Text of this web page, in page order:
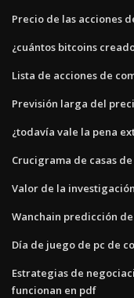
Precio de las acciones
¿cuántos bitcoins
Lista de acciones de
Previsión larga del
¿todavía vale la pena
Crucigrama de casas
Valor de la
Wanchain predicción
Día de juego de pc de
Estrategias de
funcionan en pdf